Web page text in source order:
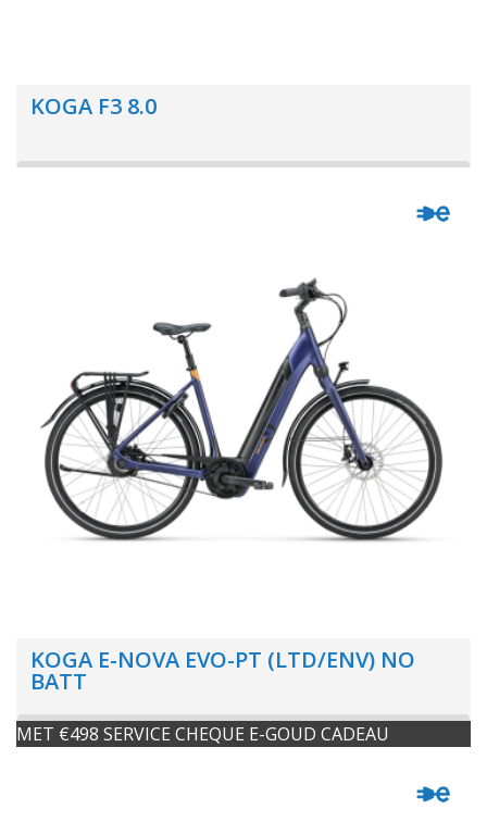
KOGA F3 8.0
KOGA E-NOVA EVO-PT (LTD/ENV) NO
BATT
MET €498 SERVICE CHEQUE E-GOUD CADEAU